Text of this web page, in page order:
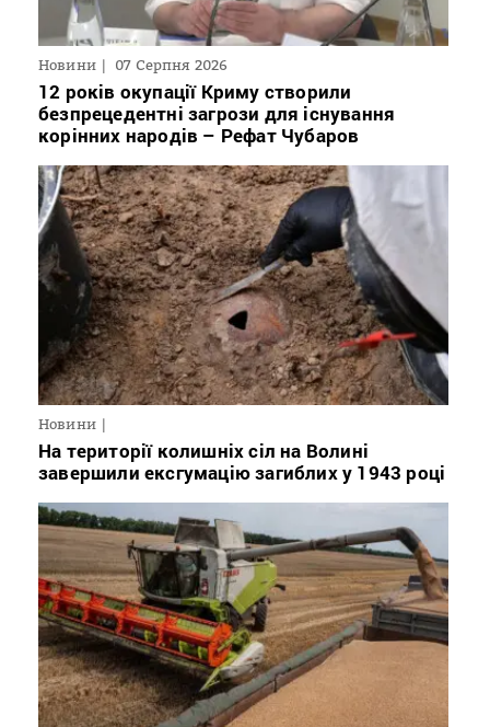
Новини 07 Серпня 2026
12 років окупації Криму створили
безпрецедентні загрози для існування
корінних народів – Рефат Чубаров
Новини
На території колишніх сіл на Волині
завершили ексгумацію загиблих у 1943 році